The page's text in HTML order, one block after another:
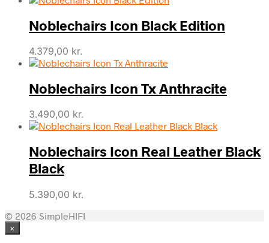
Noblechairs Icon Black Edition
4.379,00 kr.
Noblechairs Icon Tx Anthracite
3.490,00 kr.
Noblechairs Icon Real Leather Black
Black
5.390,00 kr.
© 2026 SimpleHIFI
×